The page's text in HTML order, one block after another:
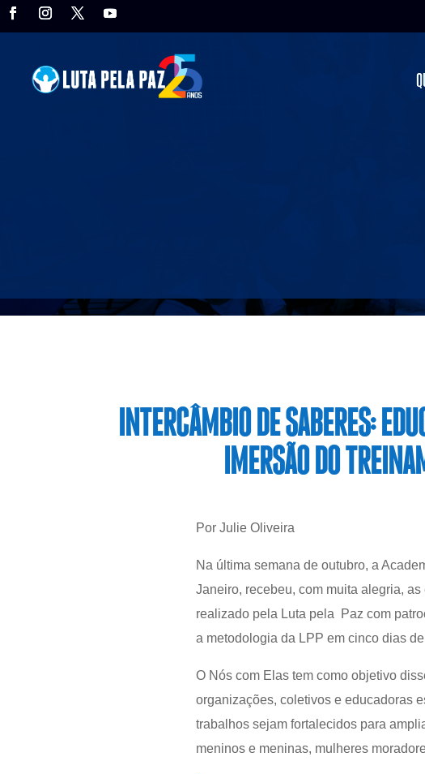
INTERCÂMBIO DE SABERES:
IMERSÃO DO
Por Julie Oliveira
Na última semana de outubro, a
Janeiro, recebeu, com muita alegria,
realizado pela Luta pela Paz com
a metodologia da LPP em cinco dias
O Nós com Elas tem como objetivo
organizações, coletivos e educadoras
trabalhos sejam fortalecidos para
meninos e meninas, mulheres